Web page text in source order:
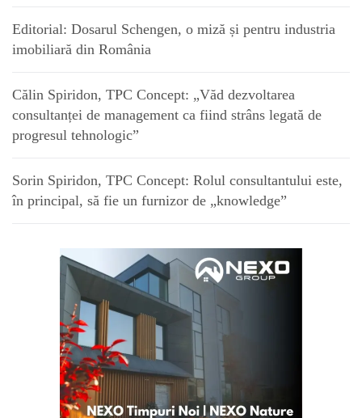
Editorial: Dosarul Schengen, o miză și pentru industria
imobiliară din România
Călin Spiridon, TPC Concept: „Văd dezvoltarea
consultanței de management ca fiind strâns legată de
progresul tehnologic”
Sorin Spiridon, TPC Concept: Rolul consultantului este,
în principal, să fie un furnizor de „knowledge”